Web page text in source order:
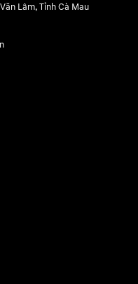
Lâm, Tỉnh Cà Mau